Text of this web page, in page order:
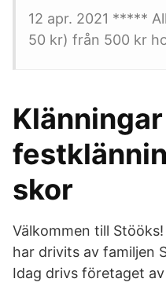
12 apr. 2021 *****
50 kr) från 500 kr
skor
Välkommen till
har drivits av familjen
Idag drivs företaget